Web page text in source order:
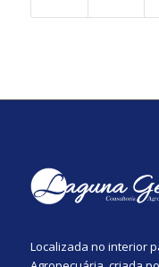
Localizada no interior